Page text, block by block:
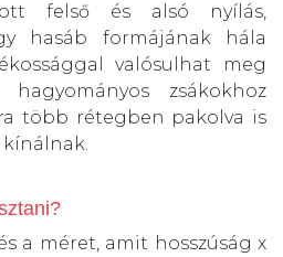
felső és alsó nyílás,
hasáb formájának hála
valósulhat meg
zsákokhoz
több rétegben pakolva is
a méret, amit hosszúság x